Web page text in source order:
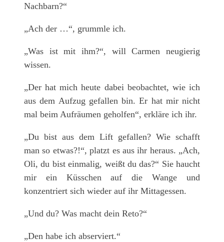
Nachbarn?“
„Ach der …“, grummle ich.
„Was ist mit ihm?“, will Carmen neugierig
wissen.
„Der hat mich heute dabei beobachtet, wie ich
aus dem Aufzug gefallen bin. Er hat mir nicht
mal beim Aufräumen geholfen“, erkläre ich ihr.
„Du bist aus dem Lift gefallen? Wie schafft
man so etwas?!“, platzt es aus ihr heraus. „Ach,
Oli, du bist einmalig, weißt du das?“ Sie haucht
mir ein Küsschen auf die Wange und
konzentriert sich wieder auf ihr Mittagessen.
„Und du? Was macht dein Reto?“
„Den habe ich abserviert.“